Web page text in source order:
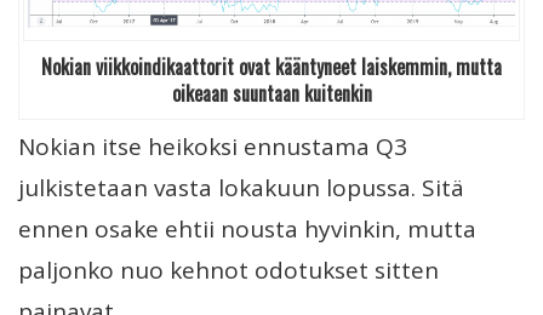
Nokian viikkoindikaattorit ovat kääntyneet laiskemmin, mutta
oikeaan suuntaan kuitenkin
Nokian itse heikoksi ennustama Q3
julkistetaan vasta lokakuun lopussa. Sitä
ennen osake ehtii nousta hyvinkin, mutta
paljonko nuo kehnot odotukset sitten